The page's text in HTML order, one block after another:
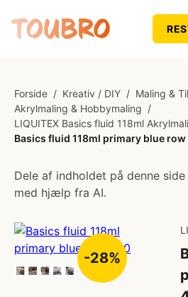
Forside / Kreativ / DIY / Maling &
Akrylmaling & Hobbymaling /
LIQUITEX Basics fluid 118ml
Basics fluid 118ml primary blue
Dele af indholdet på denne
med hjælp fra AI.
-28%